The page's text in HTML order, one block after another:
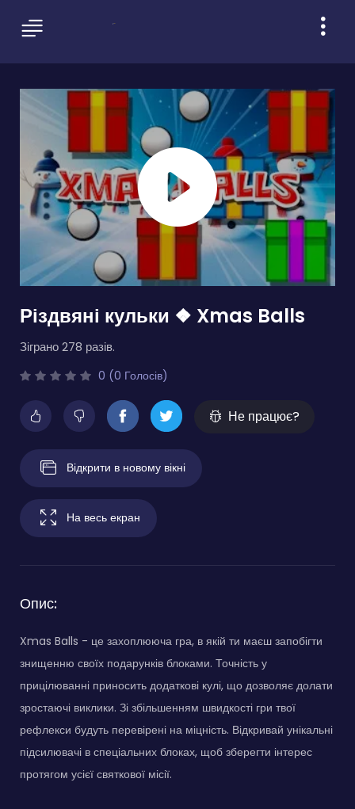
Різдвяні кульки ❖ Xmas Balls
Зіграно 278 разів.
0 (0 Голосів)
Не працює?
Відкрити в новому вікні
На весь екран
Опис:
Xmas Balls - це захоплююча гра, в якій ти маєш запобігти
знищенню своїх подарунків блоками. Точність у
прицілюванні приносить додаткові кулі, що дозволяє долати
зростаючі виклики. Зі збільшенням швидкості гри твої
рефлекси будуть перевірені на міцність. Відкривай унікальні
підсилювачі в спеціальних блоках, щоб зберегти інтерес
протягом усієї святкової місії.